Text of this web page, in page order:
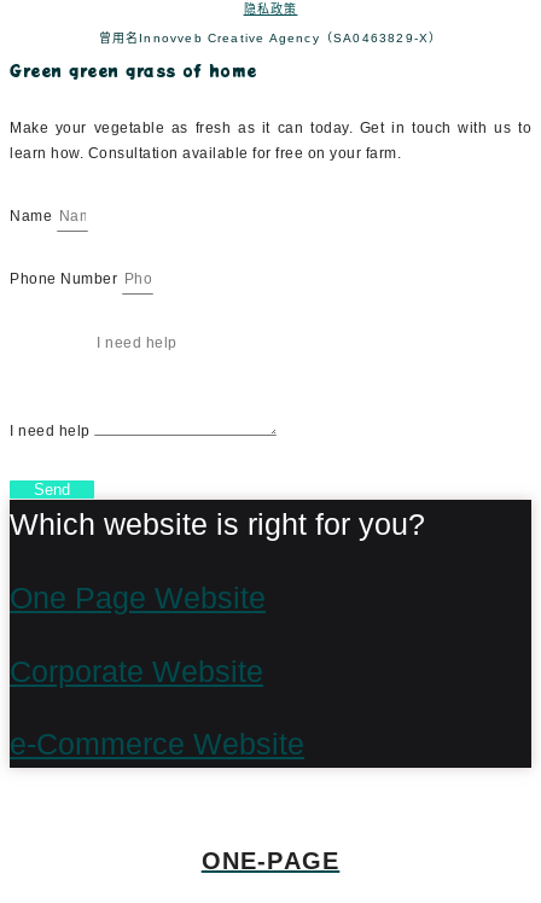
隐私政策
曾用名Innovveb Creative Agency（SA0463829-X）
Green green grass of home
Make your vegetable as fresh as it can today. Get in touch with us to
learn how. Consultation available for free on your farm.
Name
Phone Number
I need help
Send
Which website is right for you?
One Page Website
Corporate Website
e-Commerce Website
ONE-PAGE